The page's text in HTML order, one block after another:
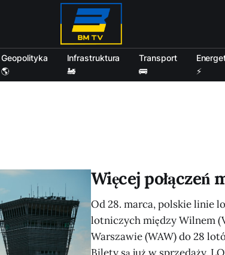
Geopolityka
🌎
Infrastruktura
🚂
Transport
🚌
⚡
Więcej połączeń
Od 28. marca, polskie linie
lotniczych między Wilnem
Warszawie (WAW) do 28